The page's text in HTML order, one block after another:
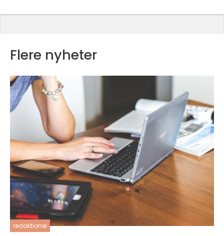
Flere nyheter
redaktionel